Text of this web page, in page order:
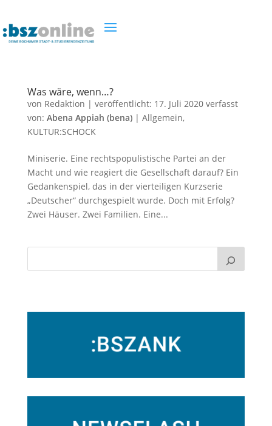
Was wäre, wenn…?
von Redaktion | veröffentlicht: 17. Juli 2020verfasst
von: Abena Appiah (bena)| Allgemein,
KULTUR:SCHOCK
Miniserie. Eine rechtspopulistische Partei an der
Macht und wie reagiert die Gesellschaft darauf? Ein
Gedankenspiel, das in der vierteiligen Kurzserie
„Deutscher“ durchgespielt wurde. Doch mit Erfolg?
Zwei Häuser. Zwei Familien. Eine...